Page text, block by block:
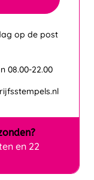
op de post
08.00-22.00
en 22